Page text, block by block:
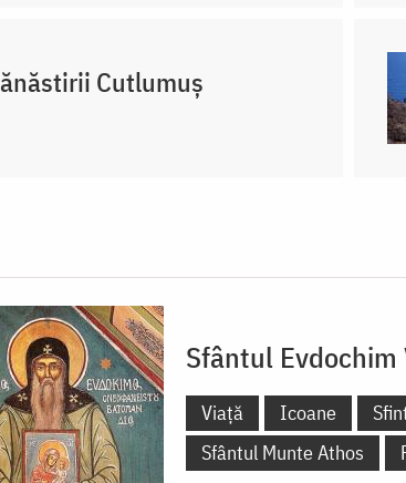
Cutlumuș
Sfântul
Viață Icoane
Sfântul Munte Athos